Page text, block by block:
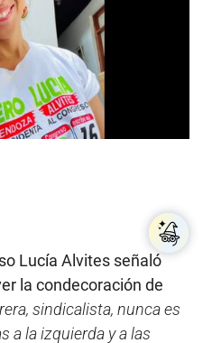
Lucía Alvites señaló
la condecoración de
sindicalista, nunca es
a la izquierda y a las